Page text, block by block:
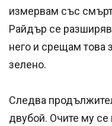
измервам със
Райдър се
него и срещам
зелено.
Следва
двубой. Очите му